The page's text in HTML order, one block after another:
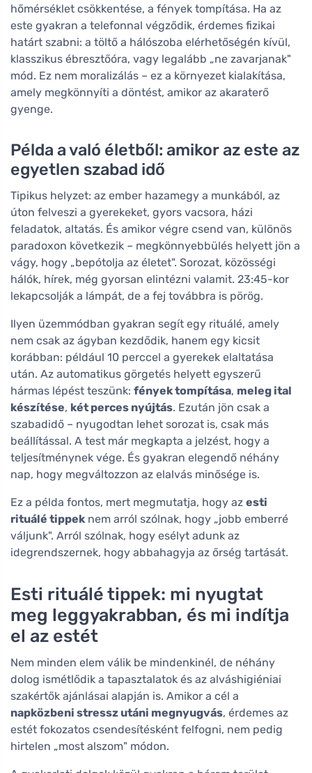
hőmérséklet csökkentése, a fények tompítása. Ha az
este gyakran a telefonnal végződik, érdemes fizikai
határt szabni: a töltő a hálószoba elérhetőségén kívül,
klasszikus ébresztőóra, vagy legalább „ne zavarjanak"
mód. Ez nem moralizálás – ez a környezet kialakítása,
amely megkönnyíti a döntést, amikor az akaraterő
gyenge.
Példa a való életből: amikor az este az
egyetlen szabad idő
Tipikus helyzet: az ember hazamegy a munkából, az
úton felveszi a gyerekeket, gyors vacsora, házi
feladatok, altatás. És amikor végre csend van, különös
paradoxon következik – megkönnyebbülés helyett jön a
vágy, hogy „bepótolja az életet". Sorozat, közösségi
hálók, hírek, még gyorsan elintézni valamit. 23:45-kor
lekapcsolják a lámpát, de a fej továbbra is pörög.
Ilyen üzemmódban gyakran segít egy rituálé, amely
nem csak az ágyban kezdődik, hanem egy kicsit
korábban: például 10 perccel a gyerekek elaltatása
után. Az automatikus görgetés helyett egyszerű
hármas lépést teszünk: fények tompítása, meleg ital
készítése, két perces nyújtás. Ezután jön csak a
szabadidő – nyugodtan lehet sorozat is, csak más
beállítással. A test már megkapta a jelzést, hogy a
teljesítménynek vége. És gyakran elegendő néhány
nap, hogy megváltozzon az elalvás minősége is.
Ez a példa fontos, mert megmutatja, hogy az esti
rituálé tippek nem arról szólnak, hogy „jobb emberré
váljunk". Arról szólnak, hogy esélyt adunk az
idegrendszernek, hogy abbahagyja az őrség tartását.
Esti rituálé tippek: mi nyugtat
meg leggyakrabban, és mi indítja
el az estét
Nem minden elem válik be mindenkinél, de néhány
dolog ismétlődik a tapasztalatok és az alváshigiéniai
szakértők ajánlásai alapján is. Amikor a cél a
napközbeni stressz utáni megnyugvás, érdemes az
estét fokozatos csendesítésként felfogni, nem pedig
hirtelen „most alszom" módon.